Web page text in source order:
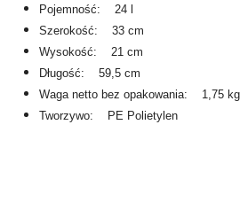
Pojemność: 24 l
Szerokość: 33 cm
Wysokość: 21 cm
Długość: 59,5 cm
Waga netto bez opakowania: 1,75 kg
Tworzywo: PE Polietylen